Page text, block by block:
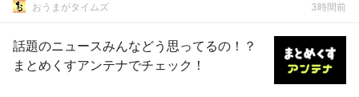
おうまがタイムズ 3時間前
話題のニュースみんなどう思ってるの！？
まとめくすアンテナでチェック！